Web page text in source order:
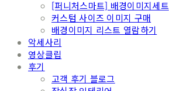
[퍼니처스마트] 배경이미지세트
커스텀 사이즈 이미지 구매
배경이미지 리스트 열람하기
악세사리
영상클립
후기
고객 후기 블로그